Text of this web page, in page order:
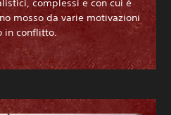
complessi e con cui è
mosso da varie motivazioni
in conflitto.